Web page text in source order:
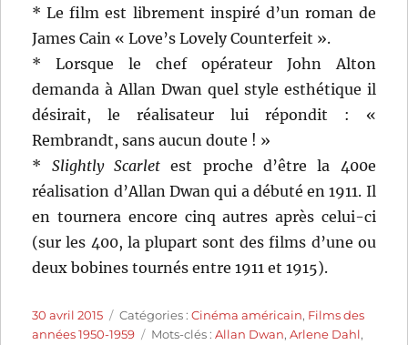
* Le film est librement inspiré d’un roman de
James Cain « Love’s Lovely Counterfeit ».
* Lorsque le chef opérateur John Alton
demanda à Allan Dwan quel style esthétique il
désirait, le réalisateur lui répondit : «
Rembrandt, sans aucun doute ! »
* Slightly Scarletest proche d’être la 400e
réalisation d’Allan Dwan qui a débuté en 1911. Il
en tournera encore cinq autres après celui-ci
(sur les 400, la plupart sont des films d’une ou
deux bobines tournés entre 1911 et 1915).
Publié
le
30 avril 2015 Catégories
Catégories :Cinéma américain, Films des
années 1950-1959
Étiquettes
Mots-clés :Allan Dwan,Arlene Dahl,